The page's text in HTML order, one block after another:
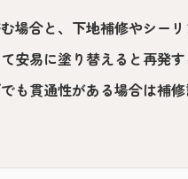
場合と、下地補修やシー
安易に塗り替えると再発
も貫通性がある場合は補